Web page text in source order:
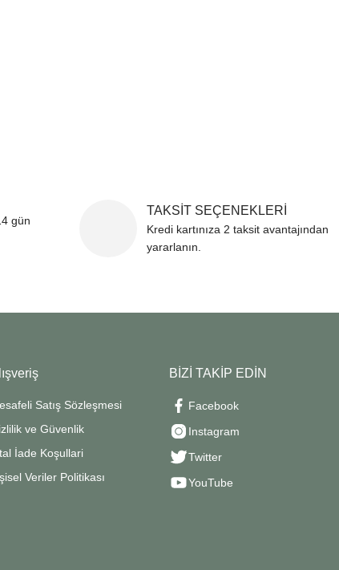
gün
TAKSİT SEÇENEKLERİ
Kredi kartınıza 2 taksit avantajından
yararlanın.
Satış Sözleşmesi
ve Güvenlik
İade Koşullari
Veriler Politikası
BİZİ TAKİP EDİN
Facebook
Instagram
Twitter
YouTube